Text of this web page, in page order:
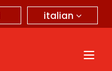
italian